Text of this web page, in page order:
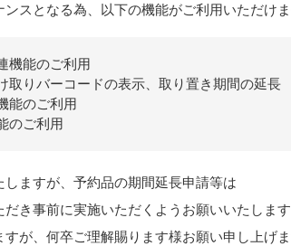
スとなる為、以下の機能がご利用いただけま
機能のご利用
取りバーコードの表示、取り置き期間の延長
能のご利用
のご利用
ますが、予約品の期間延長申請等は
き事前に実施いただくようお願いいたします
が、何卒ご理解賜ります様お願い申し上げま